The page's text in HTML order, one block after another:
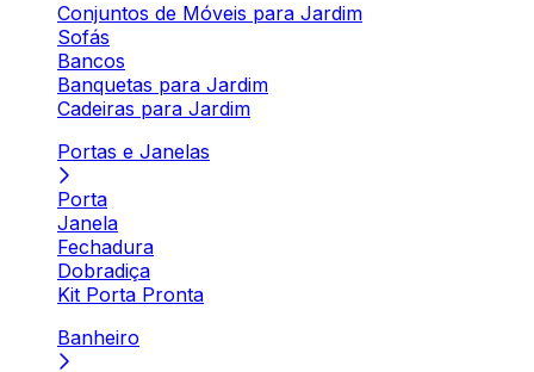
Conjuntos de Móveis para Jardim
Sofás
Bancos
Banquetas para Jardim
Cadeiras para Jardim
Portas e Janelas
Porta
Janela
Fechadura
Dobradiça
Kit Porta Pronta
Banheiro